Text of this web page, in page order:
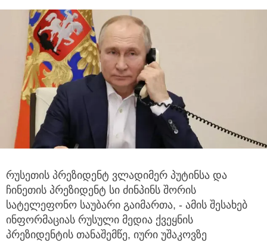
რუსეთის პრეზიდენტ ვლადიმერ პუტინსა და
ჩინეთის პრეზიდენტ სი ძინპინს შორის
სატელეფონო საუბარი გაიმართა, - ამის შესახებ
ინფორმაციას რუსული მედია ქვეყნის
პრეზიდენტის თანაშემწე, იური უშაკოვზე